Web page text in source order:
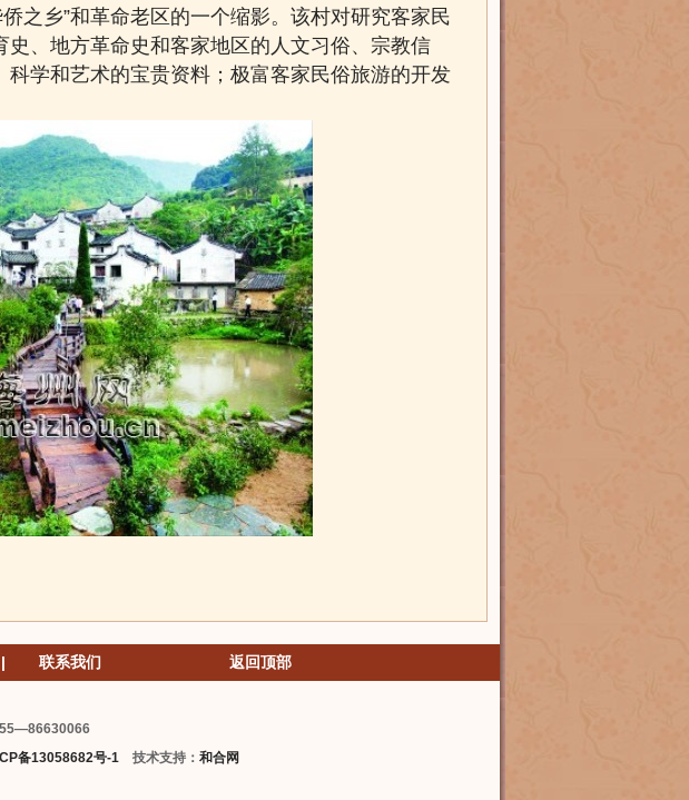
之乡”和革命老区 的一个缩影。该村对研究客家民
、地方革命史和客家地区的人文习俗、宗教信
学和艺术的宝贵资料；极富客家民俗旅游的开发
| 联系我们 返回顶部
备13058682号-1 技术支持： 和合网